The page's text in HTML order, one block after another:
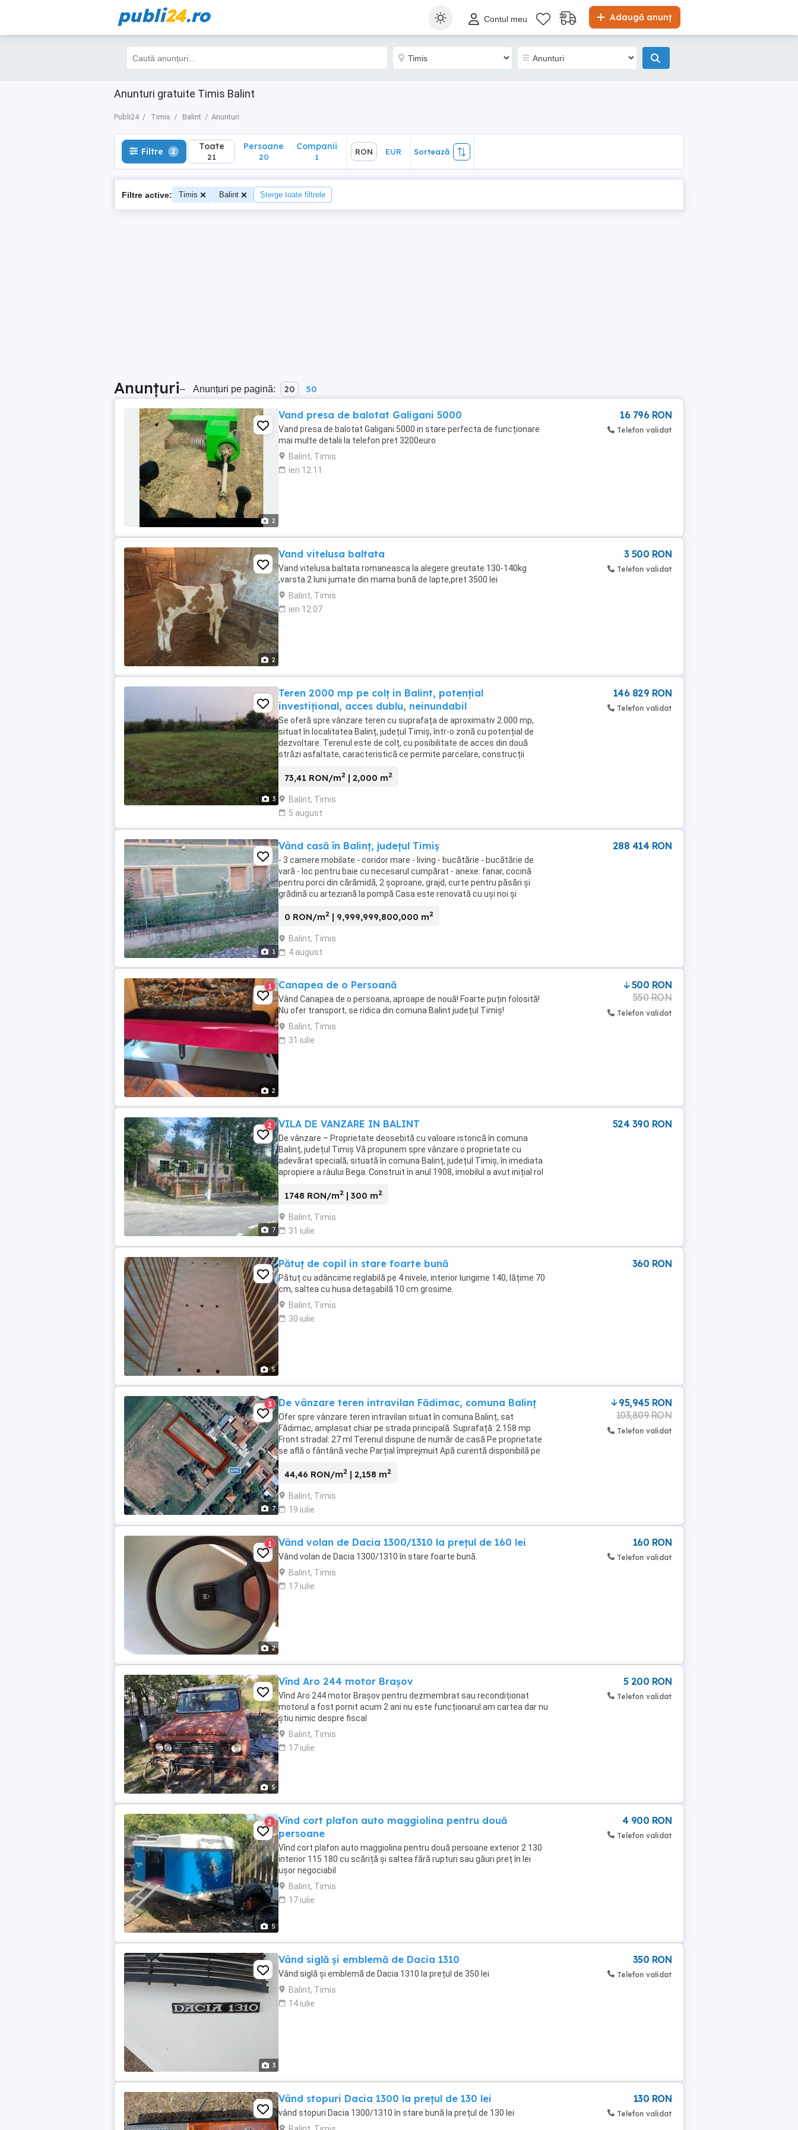
publi24.ro Adaugă anunț
Contul meu
Anunturi gratuite Timis Balint
Publi24 Timis Balint Anunturi
Filtre 2 Toate
21
Sortează
Filtre 2 Toate
21
Persoane
20
Companii
1
RON EUR Sortează
Filtre active: Timis Balint Șterge toate filtrele
Anunțuri– Anunțuri pe pagină: 20 50
2
Vand presa de balotat Galigani 5000
Vand presa de balotat Galigani 5000 in stare perfecta de funcționare
mai multe detalii la telefon pret 3200euro
Balint, Timis
ieri 12:11
16 796 RON
Telefon validat
2
Vand vitelusa baltata
Vand vitelusa baltata romaneasca la alegere greutate 130-140kg
,varsta 2 luni jumate din mama bună de lapte,pret 3500 lei
Balint, Timis
ieri 12:07
3 500 RON
Telefon validat
3
Teren 2000 mp pe colț in Balint, potențial
investițional, acces dublu, neinundabil
Se oferă spre vânzare teren cu suprafața de aproximativ 2.000 mp,
situat în localitatea Balinț, județul Timiș, într-o zonă cu potențial de
dezvoltare. Terenul este de colț, cu posibilitate de acces din două
străzi asfaltate, caracteristică ce permite parcelare, construcții
73,41 RON/m2 | 2,000 m2
Balint, Timis
5 august
146 829 RON
Telefon validat
1
Vând casă în Balinț, județul Timiș
- 3 camere mobilate - coridor mare - living - bucătărie - bucătărie de
vară - loc pentru baie cu necesarul cumpărat - anexe: fanar, cocină
pentru porci din cărămidă, 2 șoproane, grajd, curte pentru păsări și
grădină cu arteziană la pompă Casa este renovată cu uși noi și
0 RON/m2 | 9,999,999,800,000 m2
Balint, Timis
4 august
288 414 RON
2
1 Canapea de o Persoană
Vând Canapea de o persoana, aproape de nouă! Foarte puțin folosită!
Nu ofer transport, se ridica din comuna Balint județul Timiș!
Balint, Timis
31 iulie
500 RON
550 RON
Telefon validat
7
2 VILA DE VANZARE IN BALINT
De vânzare – Proprietate deosebită cu valoare istorică în comuna
Balinț, județul Timiș Vă propunem spre vânzare o proprietate cu
adevărat specială, situată în comuna Balinț, județul Timiș, în imediata
apropiere a râului Bega. Construit în anul 1908, imobilul a avut inițial rol
1748 RON/m2 | 300 m2
Balint, Timis
31 iulie
524 390 RON
5
Pătuț de copil in stare foarte bună
Pătuț cu adâncime reglabilă pe 4 nivele, interior lungime 140, lățime 70
cm, saltea cu husa detașabilă 10 cm grosime.
Balint, Timis
30 iulie
360 RON
7
3 De vânzare teren intravilan Fădimac, comuna Balinț
Ofer spre vânzare teren intravilan situat în comuna Balinț, sat
Fădimac, amplasat chiar pe strada principală. Suprafață: 2.158 mp
Front stradal: 27 ml Terenul dispune de număr de casă Pe proprietate
se află o fântână veche Parțial împrejmuit Apă curentă disponibilă pe
44,46 RON/m2 | 2,158 m2
Balint, Timis
19 iulie
95,945 RON
103,809 RON
Telefon validat
2
1 Vând volan de Dacia 1300/1310 la prețul de 160 lei
Vând volan de Dacia 1300/1310 în stare foarte bună.
Balint, Timis
17 iulie
160 RON
Telefon validat
5
Vînd Aro 244 motor Brașov
Vînd Aro 244 motor Brașov pentru dezmembrat sau recondiționat
motorul a fost pornit acum 2 ani nu este funcționarul am cartea dar nu
știu nimic despre fiscal
Balint, Timis
17 iulie
5 200 RON
Telefon validat
5
2
Vînd cort plafon auto maggiolina pentru două
persoane
Vînd cort plafon auto maggiolina pentru două persoane exterior 2 130
interior 115 180 cu scăriță și saltea fără rupturi sau găuri preț în lei
ușor negociabil
Balint, Timis
17 iulie
4 900 RON
Telefon validat
3
Vând siglă și emblemă de Dacia 1310
Vând siglă și emblemă de Dacia 1310 la prețul de 350 lei
Balint, Timis
14 iulie
350 RON
Telefon validat
Vând stopuri Dacia 1300 la prețul de 130 lei
vând stopuri Dacia 1300/1310 în stare bună la prețul de 130 lei
130 RON
Telefon validat